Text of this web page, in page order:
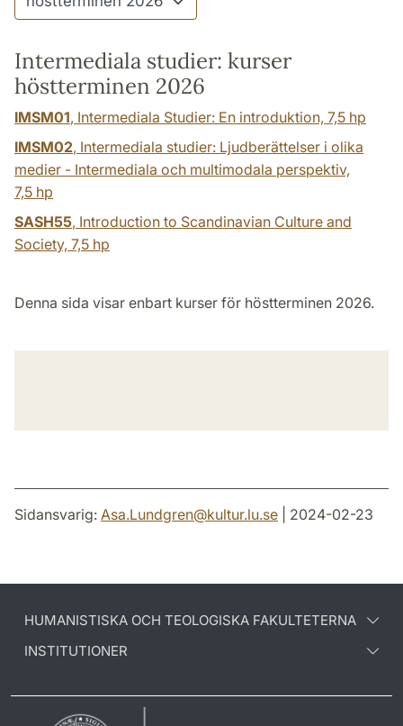
Intermediala studier: kurser
höstterminen 2026
IMSM01, Intermediala Studier: En introduktion, 7,5 hp
IMSM02, Intermediala studier: Ljudberättelser i olika
medier - Intermediala och multimodala perspektiv,
7,5 hp
SASH55, Introduction to Scandinavian Culture and
Society, 7,5 hp
Denna sida visar enbart kurser för höstterminen 2026.
Sidansvarig: Asa.Lundgren@kultur.lu.se | 2024-02-23
HUMANISTISKA OCH TEOLOGISKA FAKULTETERNA
INSTITUTIONER